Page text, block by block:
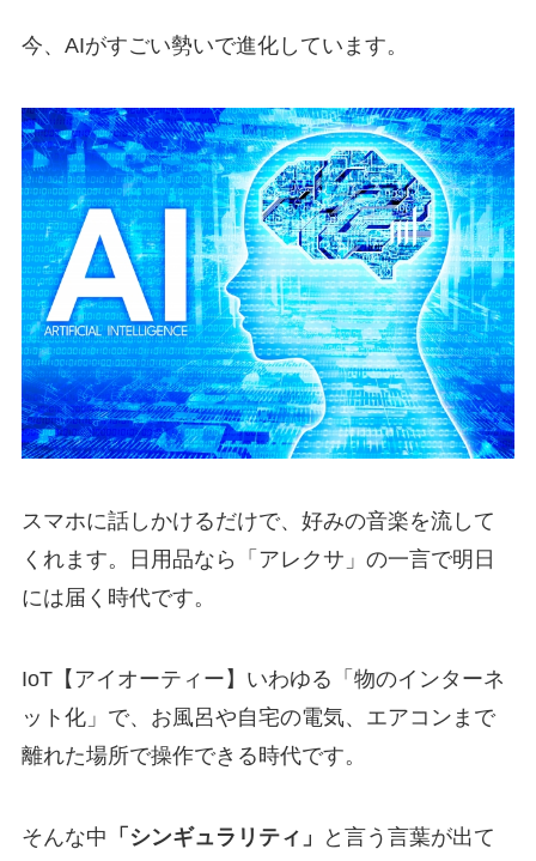
今、 AIがすごい勢いで進化しています。
スマホに話しかけるだけで、好みの音楽を流して
くれます。日用品なら「アレクサ」の一言で明日
には届く時代です。
IoT【アイオーティー】いわゆる「物のインターネ
ット化」で、お風呂や自宅の電気、エアコンまで
離れた場所で操作できる時代です。
そんな中 「シンギュラリティ」
と言う言葉が出て